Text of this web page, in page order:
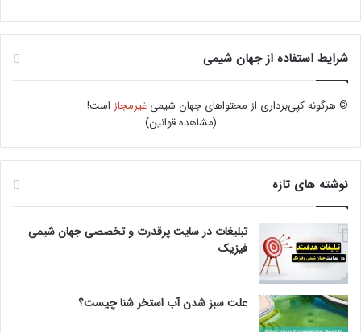
شرایط استفاده از جهان شیمی
© هرگونه کپی‌برداری از محتواهای جهان شیمیغیرمجاز است!
(مشاهده قوانین)
نوشته های تازه
تبلیغات در سایت پرقدرت و تخصصی جهان شیمی
فیزیک
علت سبز شدن آب استخر شنا چیست؟